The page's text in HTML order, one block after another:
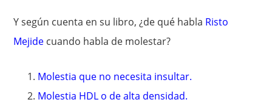
Y según cuenta en su libro, ¿de qué habla Risto
Mejide cuando habla de molestar?
Molestia que no necesita insultar.
Molestia HDL o de alta densidad.